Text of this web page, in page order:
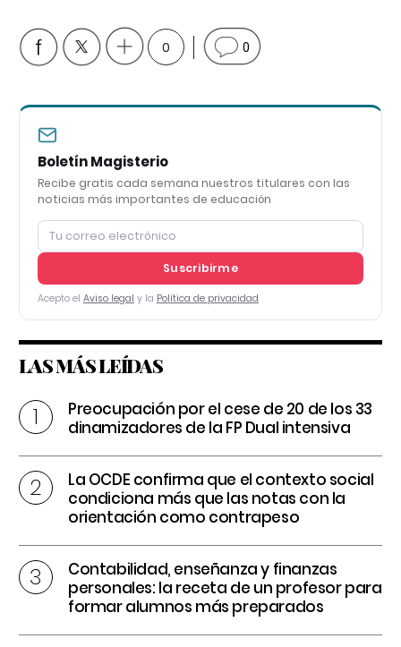
0 0
Boletín Magisterio
Recibe gratis cada semana nuestros titulares con las
noticias más importantes de educación
Suscribirme
Acepto el Aviso legal y la Política de privacidad
LAS MÁS LEÍDAS
Preocupación por el cese de 20 de los 33
dinamizadores de la FP Dual intensiva
La OCDE confirma que el contexto social
condiciona más que las notas con la
orientación como contrapeso
Contabilidad, enseñanza y finanzas
personales: la receta de un profesor para
formar alumnos más preparados